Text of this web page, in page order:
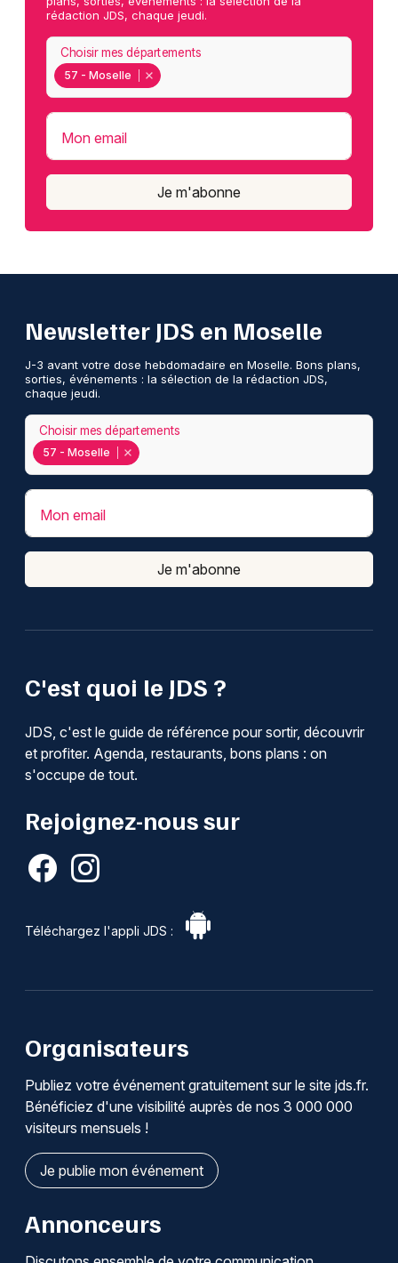
rédaction JDS, chaque jeudi.
57 - Moselle
Choisir mes départements
Mon email
Je m'abonne
C'est quoi le JDS ?
JDS, c'est le guide de référence pour sortir, découvrir
et profiter. Agenda, restaurants, bons plans : on
s'occupe de tout.
Rejoignez-nous sur
Téléchargez l'appli JDS :
Newsletter JDS en Moselle
J-3 avant votre dose hebdomadaire en Moselle. Bons plans,
sorties, événements : la sélection de la rédaction JDS,
chaque jeudi.
57 - Moselle
Choisir mes départements
Mon email
Je m'abonne
Organisateurs
Publiez votre événement gratuitement sur le site jds.fr.
Bénéficiez d'une visibilité auprès de nos 3 000 000
visiteurs mensuels !
Je publie mon événement
Annonceurs